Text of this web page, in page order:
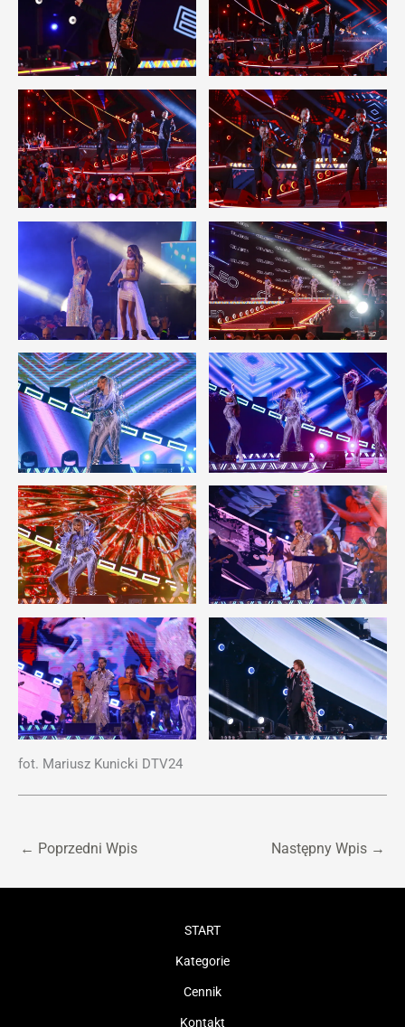
fot. Mariusz Kunicki DTV24
← Poprzedni Wpis Następny Wpis →
START
Kategorie
Cennik
Kontakt